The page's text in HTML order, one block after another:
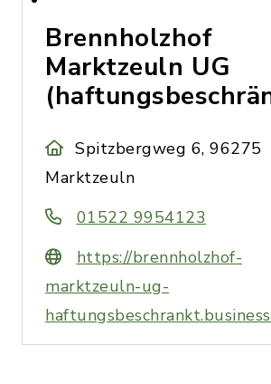
Brennholzhof
Marktzeuln UG
Spitzbergweg 6, 96275
Marktzeuln
01522 9954123
https://brennholzhof-
marktzeuln-ug-